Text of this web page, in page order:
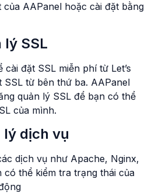
AAPanel hoặc cài đặt bằng
lý SSL
đặt SSL miễn phí từ Let’s
SSL từ bên thứ ba. AAPanel
quản lý SSL để bạn có thể
của mình.
lý dịch vụ
dịch vụ như Apache, Nginx,
có thể kiểm tra trạng thái của